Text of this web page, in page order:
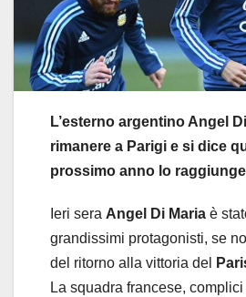
L’esterno argentino Angel
rimanere a Parigi e si dice
prossimo anno lo
Ieri sera Angel Di Maria è
grandissimi protagonisti, se
del ritorno alla vittoria del
La squadra francese,